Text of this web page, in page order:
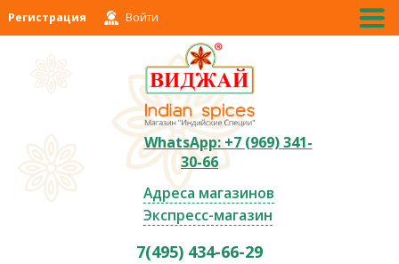
Регистрация Войти
WhatsApp: +7 (969) 341-
30-66
Адреса магазинов
Экспресс-магазин
7(495) 434-66-29